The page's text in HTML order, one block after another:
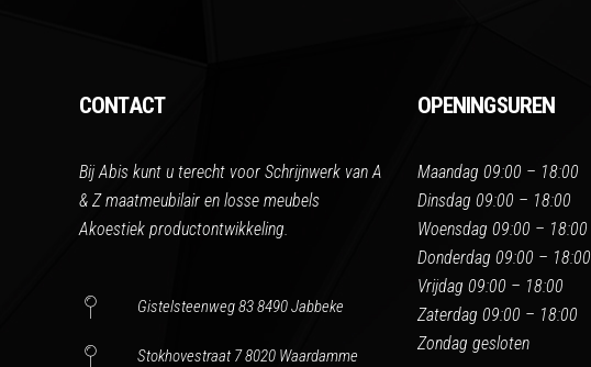
CONTACT
Bij Abis kunt u terecht voor Schrijnwerk van A
& Z maatmeubilair en losse meubels
Akoestiek productontwikkeling.
Gistelsteenweg 83 8490 Jabbeke
Stokhovestraat 7 8020 Waardamme
OPENINGSUREN
Maandag 09:00 – 18:00
Dinsdag 09:00 – 18:00
Woensdag 09:00 – 18:00
Donderdag 09:00 – 18:00
Vrijdag 09:00 – 18:00
Zaterdag 09:00 – 18:00
Zondag gesloten